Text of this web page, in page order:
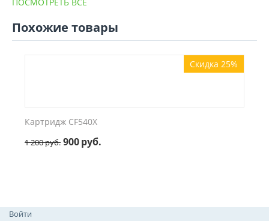
Похожие товары
Скидка 25%
Картридж CF540X
1 200руб. 900руб.
Войти